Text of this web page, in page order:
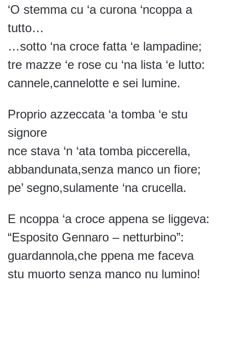
‘O stemma cu ‘a curona ‘ncoppa a
tutto…
…sotto ‘na croce fatta ‘e lampadine;
tre mazze ‘e rose cu ‘na lista ‘e lutto:
cannele,cannelotte e sei lumine.
Proprio azzeccata ‘a tomba ‘e stu
signore
nce stava ‘n ‘ata tomba piccerella,
abbandunata,senza manco un fiore;
pe’ segno,sulamente ‘na crucella.
E ncoppa ‘a croce appena se liggeva:
“Esposito Gennaro – netturbino”:
guardannola,che ppena me faceva
stu muorto senza manco nu lumino!